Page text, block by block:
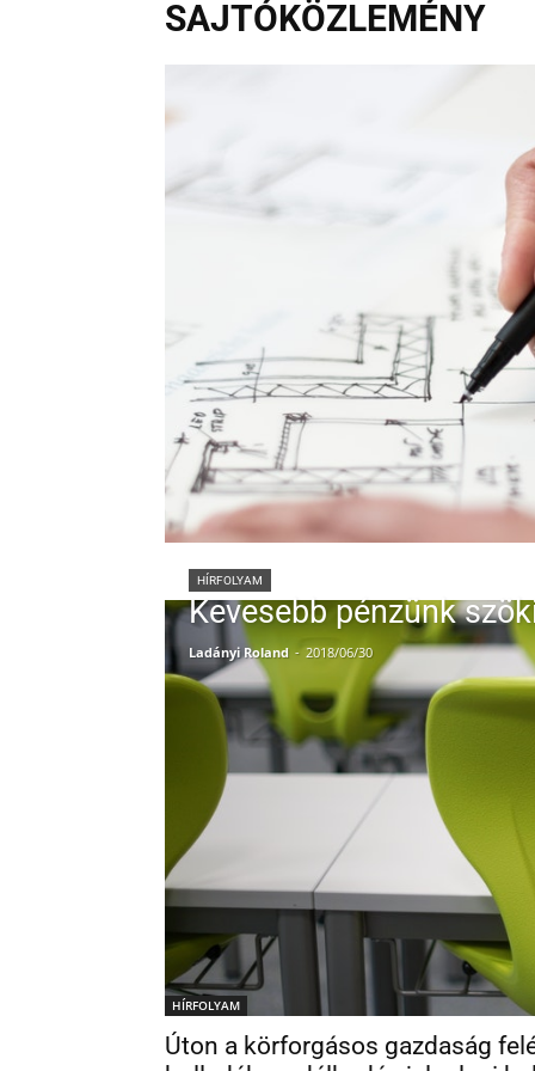
SAJTÓKÖZLEMÉNY
HÍRFOLYAM
Kevesebb pénzünk
Ladányi Roland - 2018/06/30
HÍRFOLYAM
Úton a körforgásos gazdaság